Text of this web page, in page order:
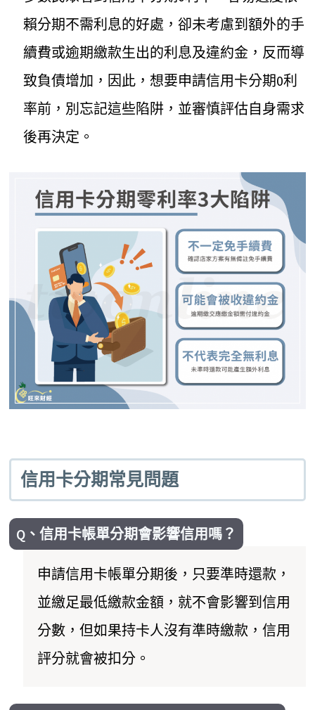
賴分期不需利息的好處，卻未考慮到額外的手
續費或逾期繳款生出的利息及違約金，反而導
致負債增加，因此，想要申請信用卡分期0利
率前，別忘記這些陷阱，並審慎評估自身需求
後再決定。
信用卡分期常見問題
Q、信用卡帳單分期會影響信用嗎？
申請信用卡帳單分期後，只要準時還款，
並繳足最低繳款金額，就不會影響到信用
分數，但如果持卡人沒有準時繳款，信用
評分就會被扣分。